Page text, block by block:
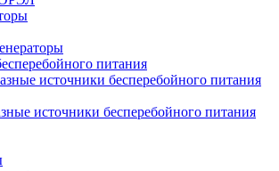
питания
источники бесперебойного питания
источники бесперебойного питания